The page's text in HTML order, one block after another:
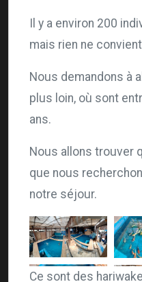
Il y a environ 200
mais rien ne
Nous demandons à
plus loin, où sont
ans.
Nous allons trouver
que nous
notre séjour.
Ce sont des